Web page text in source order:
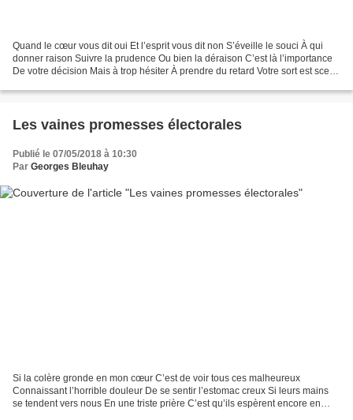
Quand le cœur vous dit oui Et l’esprit vous dit non S’éveille le souci À qui
donner raison Suivre la prudence Ou bien la déraison C’est là l’importance
De votre décision Mais à trop hésiter À prendre du retard Votre sort est scellé
Les vaines promesses électorales
Publié le 07/05/2018 à 10:30
Par Georges Bleuhay
Si la colère gronde en mon cœur C’est de voir tous ces malheureux
Connaissant l’horrible douleur De se sentir l’estomac creux Si leurs mains
se tendent vers nous En une triste prière C’est qu’ils espèrent encore en